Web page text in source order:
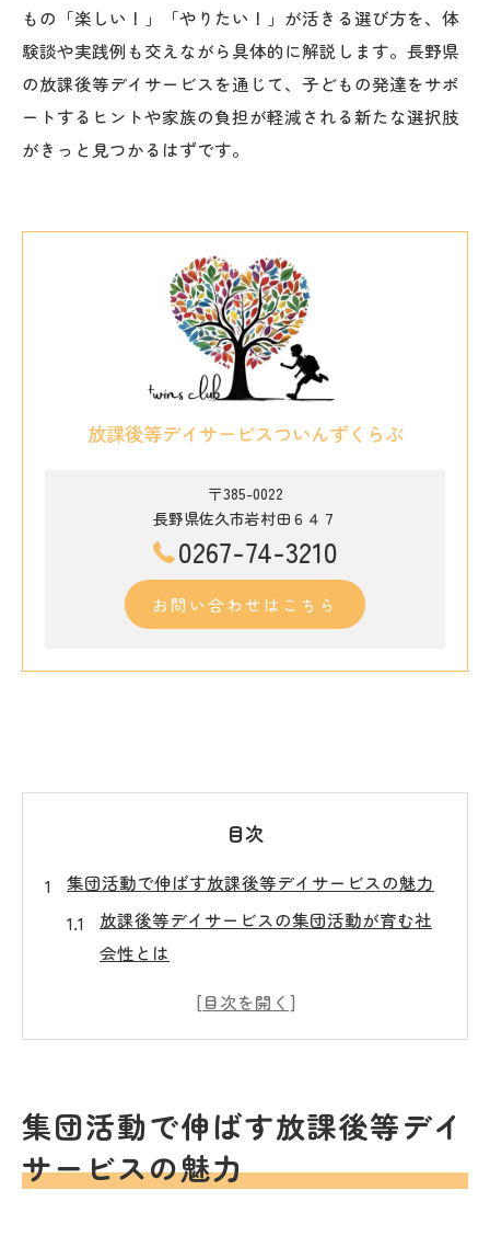
もの「楽しい！」「やりたい！」が活きる選び方を、体
験談や実践例も交えながら具体的に解説します。長野県
の放課後等デイサービスを通じて、子どもの発達をサポ
ートするヒントや家族の負担が軽減される新たな選択肢
がきっと見つかるはずです。
放課後等デイサービスついんずくらぶ
〒385-0022
長野県佐久市岩村田６４７
0267-74-3210
お問い合わせはこちら
目次
集団活動で伸ばす放課後等デイサービスの魅力
放課後等デイサービスの集団活動が育む社
会性とは
長野県ならではの放課後等デイサービス体
放課後等デイサービスの遊びプログラム徹
底比較
集団活動で伸ばす放課後等デイ
サービスの魅力